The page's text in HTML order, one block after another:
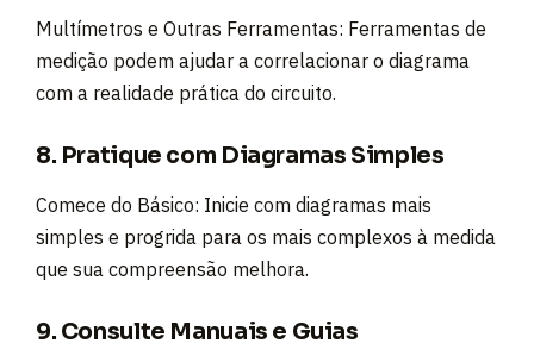
Multímetros e Outras Ferramentas: Ferramentas de
medição podem ajudar a correlacionar o diagrama
com a realidade prática do circuito.
8. Pratique com Diagramas Simples
Comece do Básico: Inicie com diagramas mais
simples e progrida para os mais complexos à medida
que sua compreensão melhora.
9. Consulte Manuais e Guias